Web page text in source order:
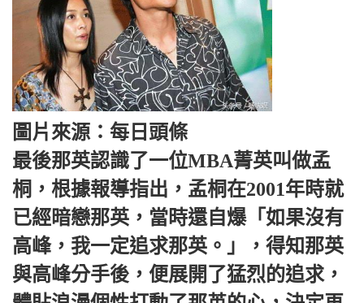
圖片來源：每日頭條
最後那英認識了一位MBA菁英叫做孟
桐，根據報導指出，孟桐在2001年時就
已經暗戀那英，當時還自爆「如果沒有
高峰，我一定追求那英。」，得知那英
與高峰分手後，便展開了猛烈的追求，